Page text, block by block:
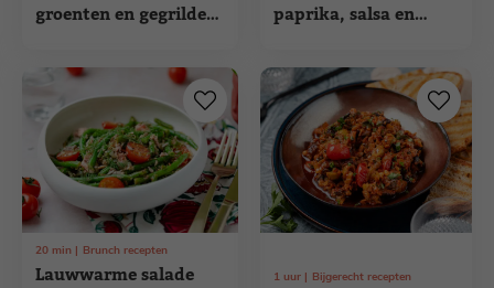
groenten en gegrilde
paprika, salsa en
Lauwwarme salade
20 min Brunch recepten
1 uur Bijgerecht recepten